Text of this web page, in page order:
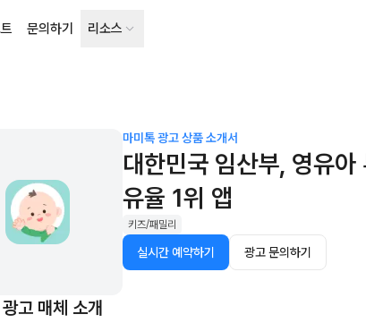
문의하기 리소스
마미톡광고 상품 소개서
대한민국 임산부, 영유
유율 1위 앱
키즈/패밀리
실시간 예약하기 광고 문의하기
광고 매체 소개